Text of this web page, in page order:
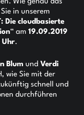
in unserem
Die cloudbasierte
“ am19.09.2019
Uhr.
Blum undVerdi
wie Sie mit der
schnell und
durchführen